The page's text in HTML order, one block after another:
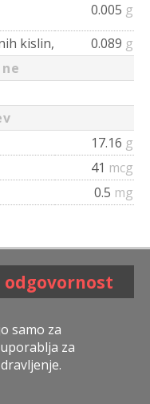
0.005 g
kislin,
0.089 g
17.16 g
41 mcg
0.5 mg
samo za
za